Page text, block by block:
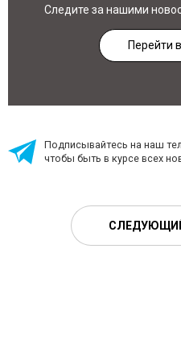
Следите за нашими
Перейти
Подписывайтесь на наш
чтобы быть в курсе всех